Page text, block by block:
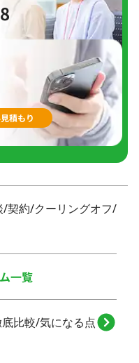
積もり
/契約/クーリングオフ/
一覧
比較/気になる点